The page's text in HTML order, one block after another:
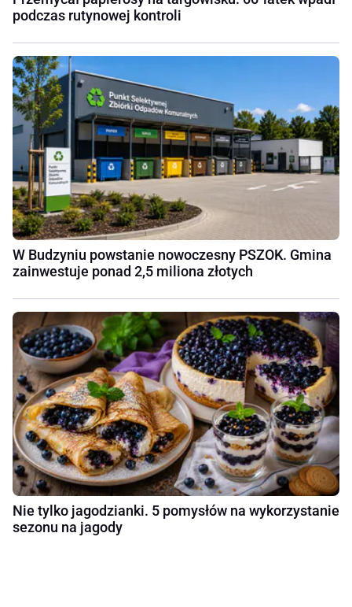
podczas rutynowej kontroli
W Budzyniu powstanie nowoczesny PSZOK. Gmina
zainwestuje ponad 2,5 miliona złotych
Nie tylko jagodzianki. 5 pomysłów na wykorzystanie
sezonu na jagody